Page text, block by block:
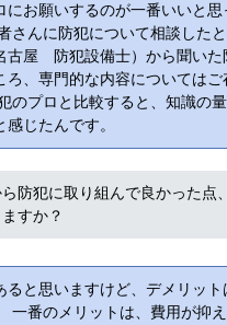
にお願いするのが一番いいと
さんに防犯について相談した
古屋 防犯設備士）から聞いた
ろ、専門的な内容についてはご
のプロと比較すると、知識の
じたんです。
防犯に取り組んで良かった点
すか？
ると思いますけど、デメリッ
一番のメリットは、費用が抑